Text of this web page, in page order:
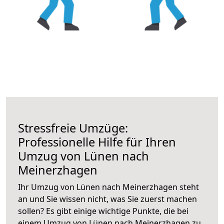
Stressfreie Umzüge:
Professionelle Hilfe für Ihren
Umzug von Lünen nach
Meinerzhagen
Ihr Umzug von Lünen nach Meinerzhagen steht
an und Sie wissen nicht, was Sie zuerst machen
sollen? Es gibt einige wichtige Punkte, die bei